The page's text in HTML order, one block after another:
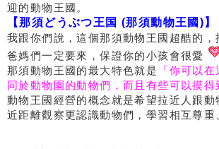
迎的動物王國。
【那須どうぶつ王国 (那須動物王國)】
我跟你們說，這個那須動物王國超酷的，
爸媽們一定要來，保證你的小孩會很愛
那須動物王國的最大特色就是
「你可以
同於動物園的動物們，而且有些可以摸得
動物王國經營的概念就是希望拉近人跟動
近距離觀察更認識動物們，學習相互尊重